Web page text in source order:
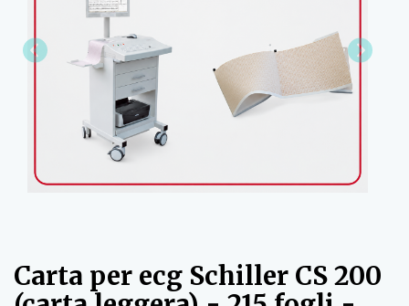
Carta per ecg Schiller CS 200